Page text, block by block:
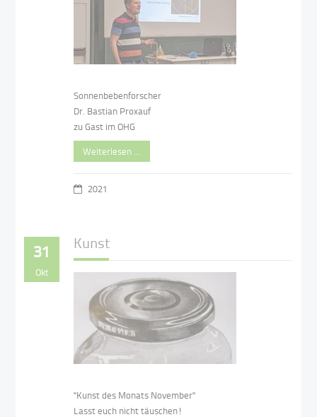
Sonnenbebenforscher
Dr. Bastian Proxauf
zu Gast im OHG
Weiterlesen …
2021
31
Okt
Kunst
"Kunst des Monats November"
Lasst euch nicht täuschen!